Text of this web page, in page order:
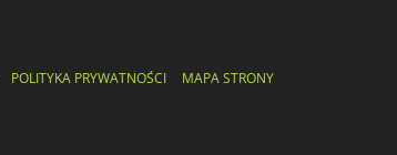
POLITYKA PRYWATNOŚCI
MAPA STRONY